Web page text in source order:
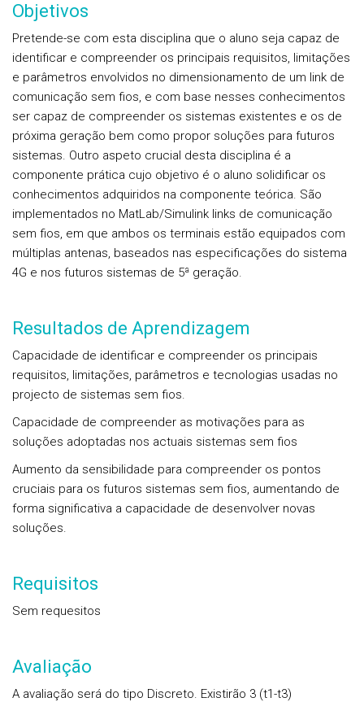
Objetivos
Pretende-se com esta disciplina que o aluno seja capaz de
identificar e compreender os principais requisitos, limitações
e parâmetros envolvidos no dimensionamento de um link de
comunicação sem fios, e com base nesses conhecimentos
ser capaz de compreender os sistemas existentes e os de
próxima geração bem como propor soluções para futuros
sistemas. Outro aspeto crucial desta disciplina é a
componente prática cujo objetivo é o aluno solidificar os
conhecimentos adquiridos na componente teórica. São
implementados no MatLab/Simulink links de comunicação
sem fios, em que ambos os terminais estão equipados com
múltiplas antenas, baseados nas especificações do sistema
4G e nos futuros sistemas de 5ª geração.
Resultados de Aprendizagem
Capacidade de identificar e compreender os principais
requisitos, limitações, parâmetros e tecnologias usadas no
projecto de sistemas sem fios.
Capacidade de compreender as motivações para as
soluções adoptadas nos actuais sistemas sem fios
Aumento da sensibilidade para compreender os pontos
cruciais para os futuros sistemas sem fios, aumentando de
forma significativa a capacidade de desenvolver novas
soluções.
Requisitos
Sem requesitos
Avaliação
A avaliação será do tipo Discreto. Existirão 3 (t1-t3)